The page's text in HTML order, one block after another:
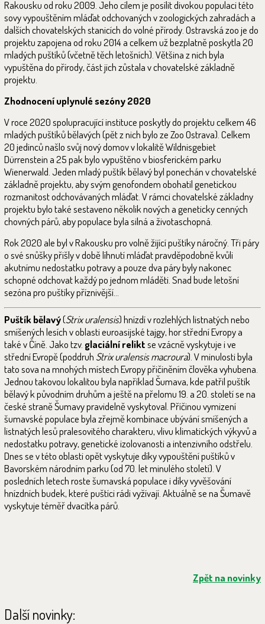
Rakousku od roku 2009. Jeho cílem je posílit divokou populaci této
sovy vypouštěním mláďat odchovaných v zoologických zahradách a
dalších chovatelských stanicích do volné přírody. Ostravská zoo je do
projektu zapojena od roku 2014 a celkem už bezplatně poskytla 20
mladých puštíků (včetně těch letošních). Většina z nich byla
vypuštěna do přírody, část jich zůstala v chovatelské základně
projektu.
Zhodnocení uplynulé sezóny 2020
V roce 2020 spolupracující instituce poskytly do projektu celkem 46
mladých puštíků bělavých (pět z nich bylo ze Zoo Ostrava). Celkem
20 jedinců našlo svůj nový domov v lokalitě Wildnisgebiet
Dürrenstein a 25 pak bylo vypuštěno v biosferickém parku
Wienerwald. Jeden mladý puštík bělavý byl ponechán v chovatelské
základně projektu, aby svým genofondem obohatil genetickou
rozmanitost odchovávaných mláďat. V rámci chovatelské základny
projektu bylo také sestaveno několik nových a geneticky cenných
chovných párů, aby populace byla silná a životaschopná.
Rok 2020 ale byl v Rakousku pro volně žijící puštíky náročný. Tři páry
o své snůšky přišly v době líhnutí mláďat pravděpodobně kvůli
akutnímu nedostatku potravy a pouze dva páry byly nakonec
schopné odchovat každý po jednom mláděti. Snad bude letošní
sezóna pro puštíky příznivější…
Puštík bělavý(Strix uralensis) hnízdí v rozlehlých listnatých nebo
smíšených lesích v oblasti euroasijské tajgy, hor střední Evropy a
také v Číně. Jako tzv. glaciální reliktse vzácně vyskytuje i ve
střední Evropě (poddruh Strix uralensis macroura). V minulosti byla
tato sova na mnohých místech Evropy přičiněním člověka vyhubena.
Jednou takovou lokalitou byla například Šumava, kde patřil puštík
bělavý k původním druhům a ještě na přelomu 19. a 20. století se na
české straně Šumavy pravidelně vyskytoval. Příčinou vymizení
šumavské populace byla zřejmě kombinace ubývání smíšených a
listnatých lesů pralesovitého charakteru, vlivu klimatických výkyvů a
nedostatku potravy, genetické izolovanosti a intenzivního odstřelu.
Dnes se v této oblasti opět vyskytuje díky vypouštění puštíků v
Bavorském národním parku (od 70. let minulého století). V
posledních letech roste šumavská populace i díky vyvěšování
hnízdních budek, které puštíci rádi vyžívají. Aktuálně se na Šumavě
vyskytuje téměř dvacítka párů.
Zpět na novinky
Další novinky: